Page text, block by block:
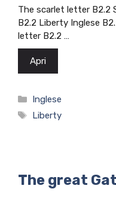
The scarlet letter B2.2
B2.2 Liberty Inglese
letter B2.2 …
Apri
Categorie
Inglese
Tag
Liberty
The great